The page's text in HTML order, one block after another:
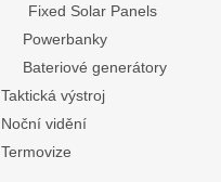
Fixed Solar Panels
Powerbanky
Bateriové generátory
Taktická výstroj
Noční vidění
Termovize